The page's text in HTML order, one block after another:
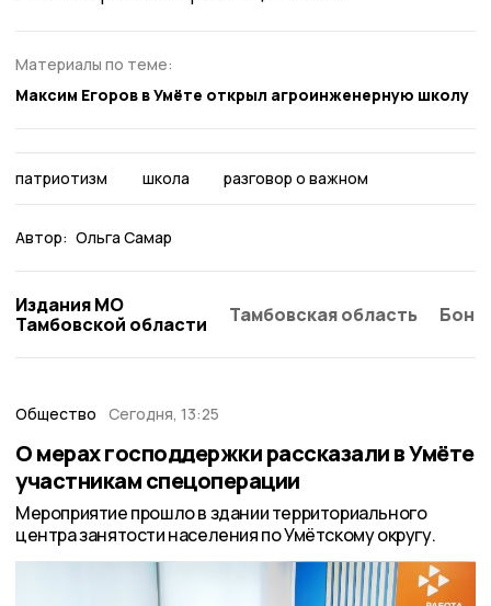
Материалы по теме:
Максим Егоров в Умёте открыл агроинженерную школу
патриотизм школа разговор о важном
Автор: Ольга Самар
Издания МО
Тамбовской области
Тамбовская область
Общество Сегодня, 13:25
О мерах господдержки рассказали в Умёте
участникам спецоперации
Мероприятие прошло в здании территориального
центра занятости населения по Умётскому округу.